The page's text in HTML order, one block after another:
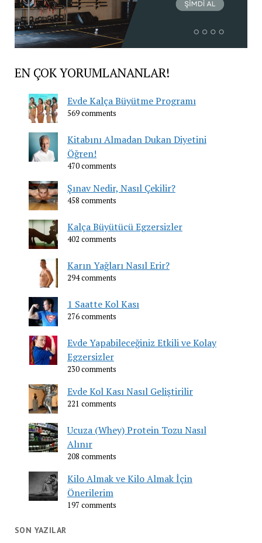
EN ÇOK YORUMLANANLAR!
Evde Kalça Büyütme Programı
569 comments
Kitabını Almadan Dukan Diyetini
Öğren!
470 comments
Şınav Nedir, Nasıl Çekilir?
458 comments
Kalça Büyütücü Egzersizler
402 comments
Karın Yağları Nasıl Erir?
294 comments
1 Saatte Kol Kası
276 comments
Evde Yapabileceğiniz Etkili ve Kolay
Egzersizler
230 comments
Evde Kol Kası Nasıl Geliştirilir
221 comments
Ucuza (Whey) Protein Tozu Nasıl
Alınır
208 comments
Kilo Almak ve Kilo Almak İçin
Önerilerim
197 comments
SON YAZILAR